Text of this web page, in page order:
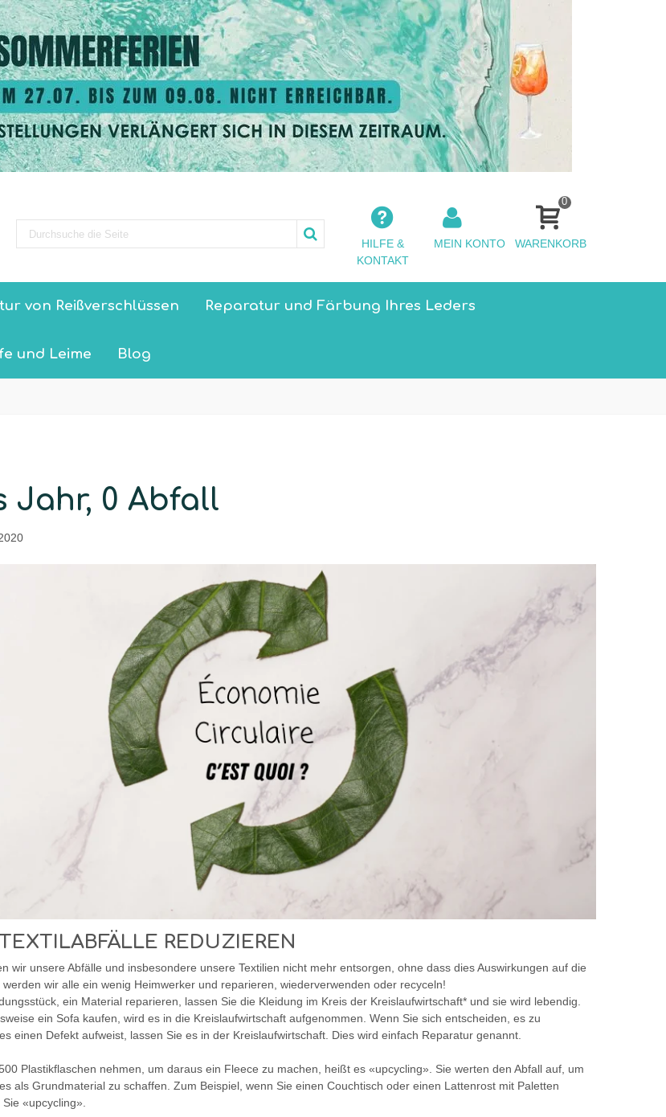
HILFE &
KONTAKT
MEIN KONTO
0
WARENKORB
von Reißverschlüssen Reparatur und Färbung Ihres Leders
und Leime Blog
Jahr, 0 Abfall
REDUZIEREN
wir unsere Abfälle und insbesondere unsere Textilien nicht mehr entsorgen, ohne dass dies Auswirkungen auf die
werden wir alle ein wenig Heimwerker und reparieren, wiederverwenden oder recyceln!
ein Material reparieren, lassen Sie die Kleidung im Kreis der Kreislaufwirtschaft* und sie wird lebendig.
ein Sofa kaufen, wird es in die Kreislaufwirtschaft aufgenommen. Wenn Sie sich entscheiden, es zu
einen Defekt aufweist, lassen Sie es in der Kreislaufwirtschaft. Dies wird einfach Reparatur genannt.
Plastikflaschen nehmen, um daraus ein Fleece zu machen, heißt es «upcycling». Sie werten den Abfall auf, um
als Grundmaterial zu schaffen. Zum Beispiel, wenn Sie einen Couchtisch oder einen Lattenrost mit Paletten
«upcycling».